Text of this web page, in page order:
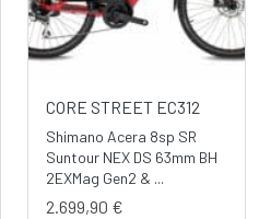
CORE STREET EC312
Shimano Acera 8sp SR
Suntour NEX DS 63mm BH
2EXMag Gen2 & ...
2.699,90 €